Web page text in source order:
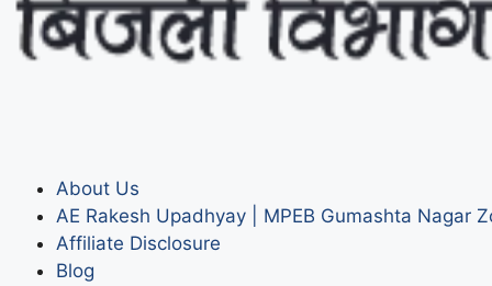
About Us
AE Rakesh Upadhyay | MPEB Gumashta Nagar
Affiliate Disclosure
Blog